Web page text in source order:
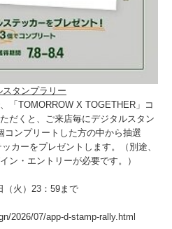
スタンプラリー
「TOMORROW X TOGETHER」コ
だくと、ご来店毎にデジタルスタン
コンプリートした方の中から抽選
カーをプレゼントします。（別途、
ン・エントリーが必要です。）
（火）23：59まで
2026/07/app-d-stamp-rally.html